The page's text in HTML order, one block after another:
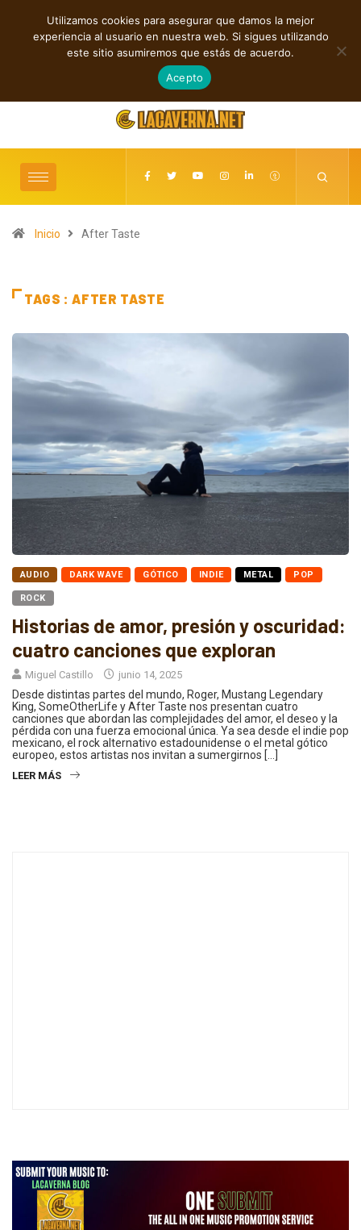
TENDENCIAS
Rosabell encuentra su propio valor en el single “Flowers” For You
agosto 8, 2026
Inicio After Taste
TAGS : AFTER TASTE
AUDIO DARK WAVE GÓTICO INDIE METAL POP
ROCK
Historias de amor, presión y oscuridad:
cuatro canciones que exploran
Miguel Castillo junio 14, 2025
Desde distintas partes del mundo, Roger, Mustang Legendary
King, SomeOtherLife y After Taste nos presentan cuatro
canciones que abordan las complejidades del amor, el deseo y la
pérdida con una fuerza emocional única. Ya sea desde el indie pop
mexicano, el rock alternativo estadounidense o el metal gótico
europeo, estos artistas nos invitan a sumergirnos […]
LEER MÁS
Utilizamos cookies para asegurar que damos la mejor
experiencia al usuario en nuestra web. Si sigues utilizando
este sitio asumiremos que estás de acuerdo.
Acepto